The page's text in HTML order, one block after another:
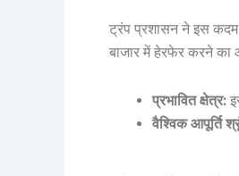
ट्रंप प्रशासन ने इस कदम
बाजार में हेरफेर करने का
प्रभावित क्षेत्र:
वैश्विक आपूर्ति